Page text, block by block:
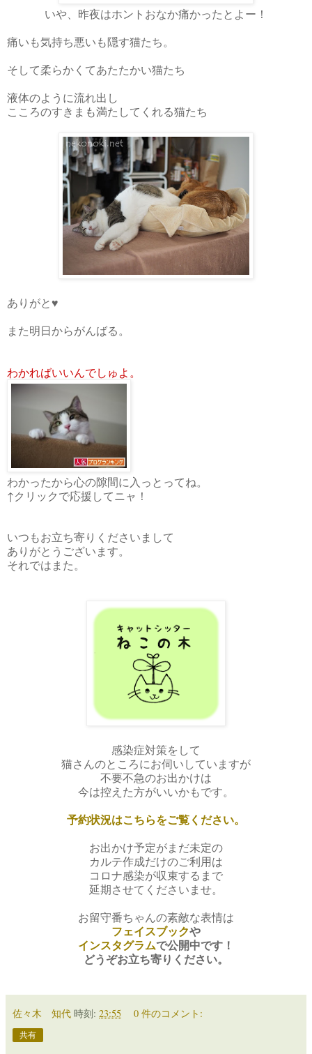
いや、昨夜はホントおなか痛かったとよー！
痛いも気持ち悪いも隠す猫たち。
そして柔らかくてあたたかい猫たち
液体のように流れ出し
こころのすきまも満たしてくれる猫たち
ありがと♥
また明日からがんばる。
わかればいいんでしゅよ。
わかったから心の隙間に入っとってね。
↑クリックで応援してニャ！
いつもお立ち寄りくださいまして
ありがとうございます。
それではまた。
感染症対策をして
猫さんのところにお伺いしていますが
不要不急のお出かけは
今は控えた方がいいかもです。
予約状況はこちらをご覧ください。
お出かけ予定がまだ未定の
カルテ作成だけのご利用は
コロナ感染が収束するまで
延期させてくださいませ。
お留守番ちゃんの素敵な表情は
フェイスブックや
インスタグラムで公開中です！
どうぞお立ち寄りください。
佐々木 知代 時刻: 23:55 0 件のコメント:
共有